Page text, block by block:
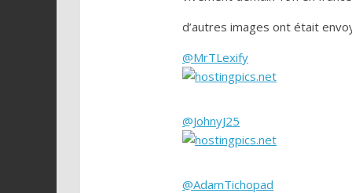
d’autres images ont était
@MrTLexify
@JohnyJ25
@AdamTichopad